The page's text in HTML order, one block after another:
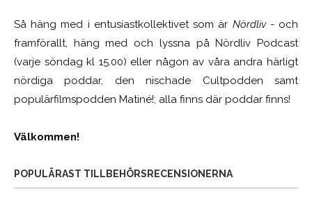
Så häng med i entusiastkollektivet som är Nördliv- och
framförallt, häng med och lyssna på Nördliv Podcast
(varje söndag kl 15.00) eller någon av våra andra härligt
nördiga poddar, den nischade Cultpodden samt
populärfilmspodden Matiné!; alla finns där poddar finns!
Välkommen!
POPULÄRAST TILLBEHÖRSRECENSIONERNA